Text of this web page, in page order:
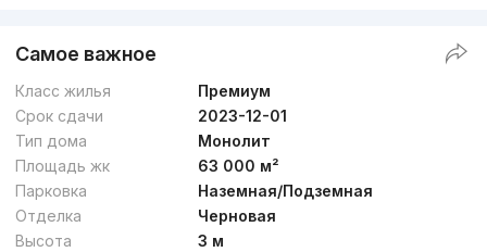
Самое важное
Класс жилья
Премиум
Срок сдачи
2023-12-01
Тип дома
Монолит
Площадь жк
63 000 м²
Парковка
Наземная/Подземная
Отделка
Черновая
Высота
3 м